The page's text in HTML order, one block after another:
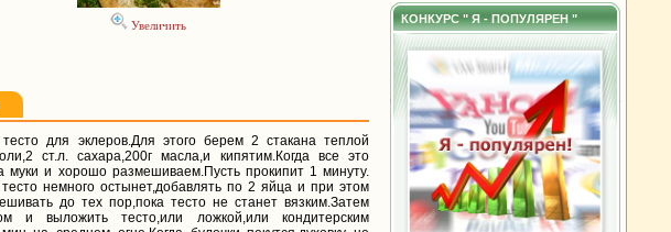
Увеличить
для эклеров.Для этого берем 2 стакана теплой
ст.л. сахара,200г масла,и кипятим.Когда все это
муки и хорошо размешиваем.Пусть прокипит 1 минуту.
немного остынет,добавлять по 2 яйца и при этом
до тех пор,пока тесто не станет вязким.Затем
и выложить тесто,или ложкой,или кондитерским
КОНКУРС " Я - ПОПУЛЯРЕН "